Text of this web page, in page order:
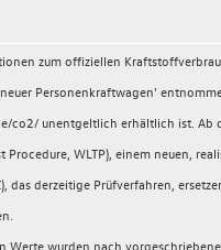
zum offiziellen
Personenkraftwagen'
co2/ unentgeltlich erhältlich ist. Ab
Procedure, WLTP), einem neuen,
das derzeitige Prüfverfahren,
Werte wurden nach